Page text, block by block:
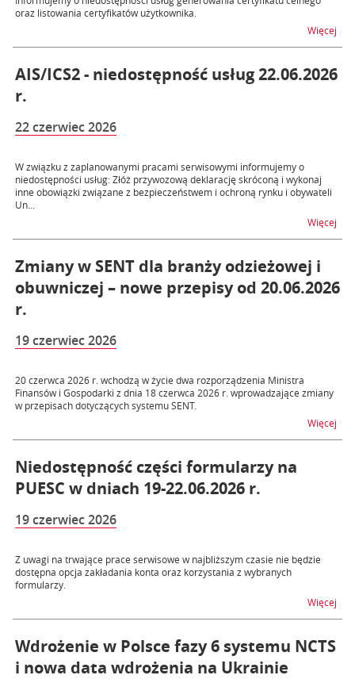
oraz listowania certyfikatów użytkownika.
Więcej
AIS/ICS2 - niedostępność usług 22.06.2026
r.
22 czerwiec 2026
W związku z zaplanowanymi pracami serwisowymi informujemy o
niedostępności usług: Złóż przywozową deklarację skróconą i wykonaj
inne obowiązki związane z bezpieczeństwem i ochroną rynku i obywateli
Un...
Więcej
Zmiany w SENT dla branży odzieżowej i
obuwniczej – nowe przepisy od 20.06.2026
r.
19 czerwiec 2026
20 czerwca 2026 r. wchodzą w życie dwa rozporządzenia Ministra
Finansów i Gospodarki z dnia 18 czerwca 2026 r. wprowadzające zmiany
w przepisach dotyczących systemu SENT.
Więcej
Niedostępność części formularzy na
PUESC w dniach 19-22.06.2026 r.
19 czerwiec 2026
Z uwagi na trwające prace serwisowe w najbliższym czasie nie będzie
dostępna opcja zakładania konta oraz korzystania z wybranych
formularzy.
Więcej
Wdrożenie w Polsce fazy 6 systemu NCTS
i nowa data wdrożenia na Ukrainie